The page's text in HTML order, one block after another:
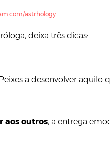
astrhology
deixa três dicas:
a desenvolver aquilo
aos outros, a entrega